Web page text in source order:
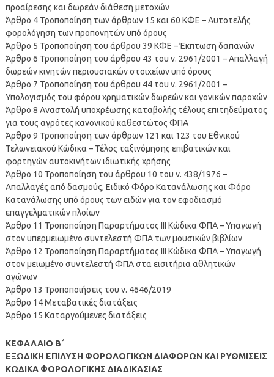
προαίρεσης και δωρεάν διάθεση μετοχών
Άρθρο 4 Τροποποίηση των άρθρων 15 και 60 ΚΦΕ – Αυτοτελής
φορολόγηση των προπονητών υπό όρους
Άρθρο 5 Τροποποίηση του άρθρου 39 ΚΦΕ – Έκπτωση δαπανών
Άρθρο 6 Τροποποίηση του άρθρου 43 του ν. 2961/2001 – Απαλλαγή
δωρεών κινητών περιουσιακών στοιχείων υπό όρους
Άρθρο 7 Τροποποίηση του άρθρου 44 του ν. 2961/2001 –
Υπολογισμός του φόρου χρηματικών δωρεών και γονικών παροχών
Άρθρο 8 Αναστολή υποχρέωσης καταβολής τέλους επιτηδεύματος
για τους αγρότες κανονικού καθεστώτος ΦΠΑ
Άρθρο 9 Τροποποίηση των άρθρων 121 και 123 του Εθνικού
Τελωνειακού Κώδικα – Τέλος ταξινόμησης επιβατικών και
φορτηγών αυτοκινήτων ιδιωτικής χρήσης
Άρθρο 10 Τροποποίηση του άρθρου 10 του ν. 438/1976 –
Απαλλαγές από δασμούς, Ειδικό Φόρο Κατανάλωσης και Φόρο
Κατανάλωσης υπό όρους των ειδών για τον εφοδιασμό
επαγγελματικών πλοίων
Άρθρο 11 Τροποποίηση Παραρτήματος ΙΙΙ Κώδικα ΦΠΑ – Υπαγωγή
στον υπερμειωμένο συντελεστή ΦΠΑ των μουσικών βιβλίων
Άρθρο 12 Τροποποίηση Παραρτήματος ΙΙΙ Κώδικα ΦΠΑ – Υπαγωγή
στον μειωμένο συντελεστή ΦΠΑ στα εισιτήρια αθλητικών
αγώνων
Άρθρο 13 Τροποποιήσεις του ν. 4646/2019
Άρθρο 14 Μεταβατικές διατάξεις
Άρθρο 15 Καταργούμενες διατάξεις
ΚΕΦΑΛΑΙΟ Β΄
ΕΞΩΔΙΚΗ ΕΠΙΛΥΣΗ ΦΟΡΟΛΟΓΙΚΩΝ ΔΙΑΦΟΡΩΝ ΚΑΙ ΡΥΘΜΙΣΕΙΣ
ΚΩΔΙΚΑ ΦΟΡΟΛΟΓΙΚΗΣ ΔΙΑΔΙΚΑΣΙΑΣ